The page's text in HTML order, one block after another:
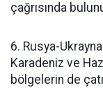
çağrısında
6. Rusya-
Karadeniz ve
bölgelerin de